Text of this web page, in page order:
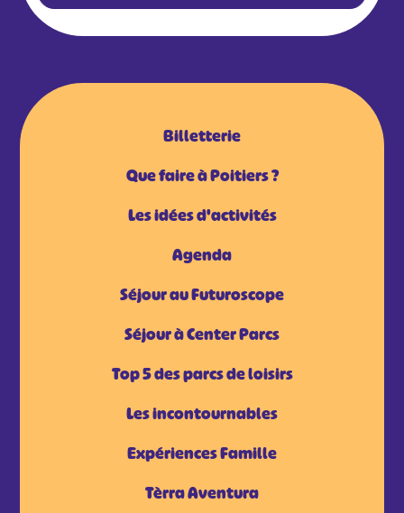
Billetterie
Que faire à Poitiers ?
Les idées d'activités
Agenda
Séjour au Futuroscope
Séjour à Center Parcs
Top 5 des parcs de loisirs
Les incontournables
Expériences Famille
Tèrra Aventura